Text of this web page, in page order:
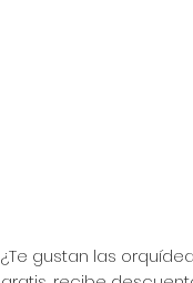
¿Te gustan las